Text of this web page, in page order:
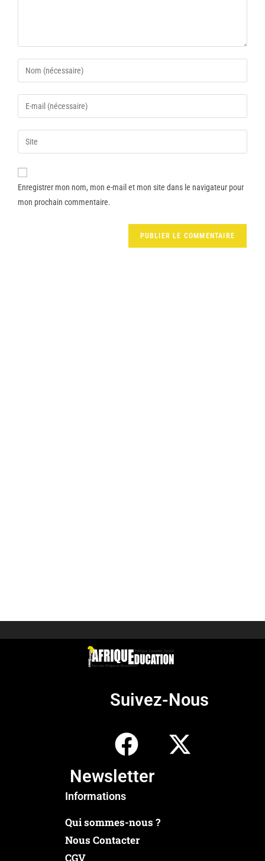
Enregistrer mon nom, mon e-mail et mon site dans le navigateur pour
mon prochain commentaire.
Suivez-Nous
Newsletter
Informations
Qui sommes-nous ?
Nous Contacter
CGV